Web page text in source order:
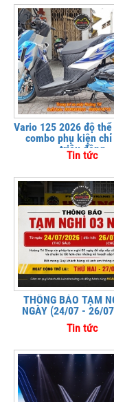
Vario 125 2026 độ
combo phụ kiện chỉ
triệu đồng
Tin tức
THÔNG BÁO TẠM
NGÀY (24/07 - 26/
Tin tức